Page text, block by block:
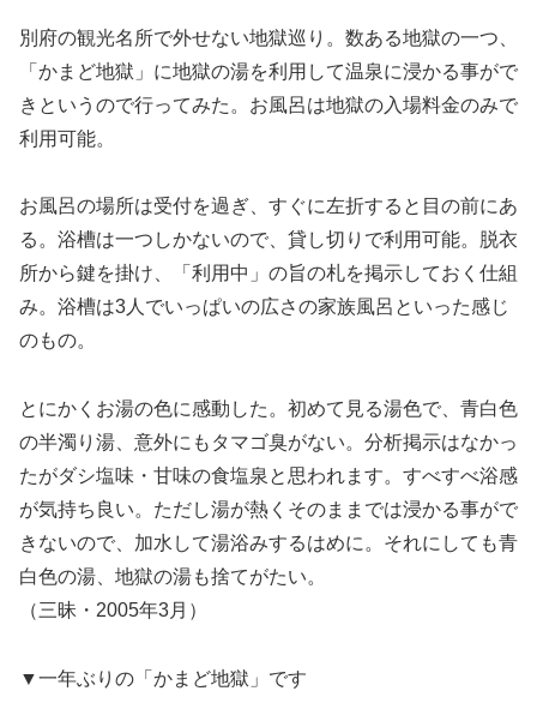
別府の観光名所で外せない地獄巡り。数ある地獄の一つ、
「かまど地獄」に地獄の湯を利用して温泉に浸かる事がで
きというので行ってみた。お風呂は地獄の入場料金のみで
利用可能。
お風呂の場所は受付を過ぎ、すぐに左折すると目の前にあ
る。浴槽は一つしかないので、貸し切りで利用可能。脱衣
所から鍵を掛け、「利用中」の旨の札を掲示しておく仕組
み。浴槽は3人でいっぱいの広さの家族風呂といった感じ
のもの。
とにかくお湯の色に感動した。初めて見る湯色で、青白色
の半濁り湯、意外にもタマゴ臭がない。分析掲示はなかっ
たがダシ塩味・甘味の食塩泉と思われます。すべすべ浴感
が気持ち良い。ただし湯が熱くそのままでは浸かる事がで
きないので、加水して湯浴みするはめに。それにしても青
白色の湯、地獄の湯も捨てがたい。
（三昧・2005年3月）
▼一年ぶりの「かまど地獄」です